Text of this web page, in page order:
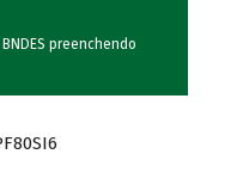
preenchendo